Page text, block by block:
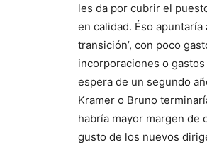
les da por cubrir el
en calidad. Éso apuntaría
transición’, con poco
incorporaciones o
espera de un segundo
Kramer o Bruno
habría mayor margen de
gusto de los nuevos